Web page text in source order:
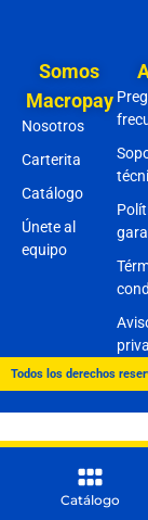
Somos
Macropay
Nosotros
Carterita
Catálogo
Únete al
equipo
Todos los derechos
Catálogo